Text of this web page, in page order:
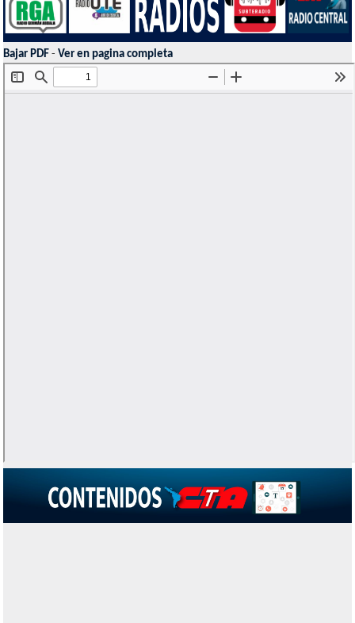
Bajar PDF -Ver en pagina completa